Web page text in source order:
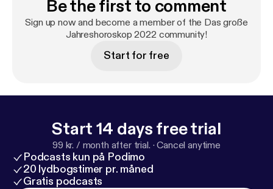
Be the first to comment
Sign up now and become a member of the Das große
Jahreshoroskop 2022 community!
Start for free
Start 14 days free trial
99 kr. / month after trial. ·Cancel anytime
Podcasts kun på Podimo
20 lydbogstimer pr. måned
Gratis podcasts